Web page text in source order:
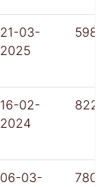
21-03-
2025
598
16-02-
2024
822
06-03-
780